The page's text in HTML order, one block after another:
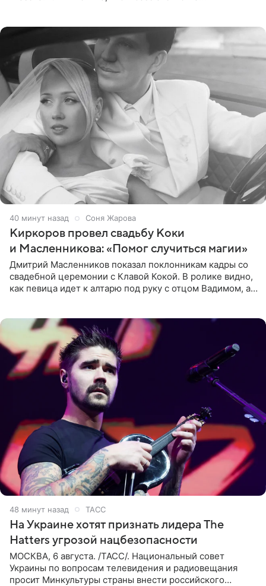
40 минут назад Соня Жарова
Киркоров провел свадьбу Коки
и Масленникова: «Помог случиться магии»
Дмитрий Масленников показал поклонникам кадры со
свадебной церемонии с Клавой Кокой. В ролике видно,
как певица идет к алтарю под руку с отцом Вадимом, а у
48 минут назад ТАСС
На Украине хотят признать лидера The
Hatters угрозой нацбезопасности
МОСКВА, 6 августа. /ТАСС/. Национальный совет
Украины по вопросам телевидения и радиовещания
просит Минкультуры страны внести российского